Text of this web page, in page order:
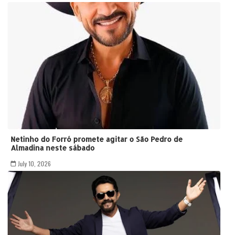
Netinho do Forró promete agitar o São Pedro de
Almadina neste sábado
July 10, 2026